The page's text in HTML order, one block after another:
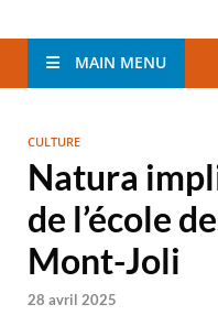
TVM
MAIN MENU
CULTURE
Natura
de l’école
Mont-Joli
28 avril 2025